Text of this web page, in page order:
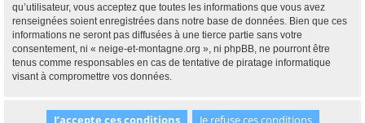
qu’utilisateur, vous acceptez que toutes les informations que vous avez
renseignées soient enregistrées dans notre base de données. Bien que ces
informations ne seront pas diffusées à une tierce partie sans votre
consentement, ni « neige-et-montagne.org », ni phpBB, ne pourront être
tenus comme responsables en cas de tentative de piratage informatique
visant à compromettre vos données.